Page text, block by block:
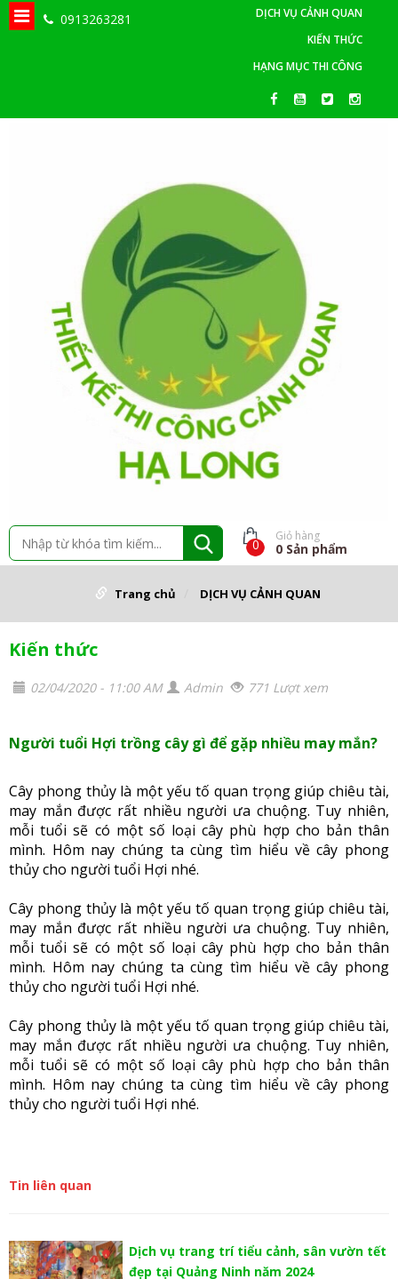
0913263281
DỊCH VỤ CẢNH QUAN
KIẾN THỨC
HẠNG MỤC THI CÔNG
0
Giỏ hàng
0 Sản phẩm
Trang chủ DỊCH VỤ CẢNH QUAN
Kiến thức
02/04/2020 - 11:00 AM Admin 771 Lượt xem
Người tuổi Hợi trồng cây gì để gặp nhiều may mắn?
Cây phong thủy là một yếu tố quan trọng giúp chiêu tài,
may mắn được rất nhiều người ưa chuộng. Tuy nhiên,
mỗi tuổi sẽ có một số loại cây phù hợp cho bản thân
mình. Hôm nay chúng ta cùng tìm hiểu về cây phong
thủy cho người tuổi Hợi nhé.
Cây phong thủy là một yếu tố quan trọng giúp chiêu tài,
may mắn được rất nhiều người ưa chuộng. Tuy nhiên,
mỗi tuổi sẽ có một số loại cây phù hợp cho bản thân
mình. Hôm nay chúng ta cùng tìm hiểu về cây phong
thủy cho người tuổi Hợi nhé.
Cây phong thủy là một yếu tố quan trọng giúp chiêu tài,
may mắn được rất nhiều người ưa chuộng. Tuy nhiên,
mỗi tuổi sẽ có một số loại cây phù hợp cho bản thân
mình. Hôm nay chúng ta cùng tìm hiểu về cây phong
thủy cho người tuổi Hợi nhé.
Tin liên quan
Dịch vụ trang trí tiểu cảnh, sân vườn tết
đẹp tại Quảng Ninh năm 2024